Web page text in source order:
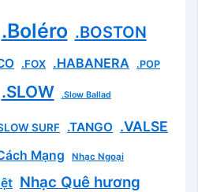
.Boléro .BOSTON
.FOX .HABANERA .POP
.SLOW .Slow Ballad
SURF .TANGO .VALSE
Mạng Nhạc Ngoại
Nhạc Quê hương